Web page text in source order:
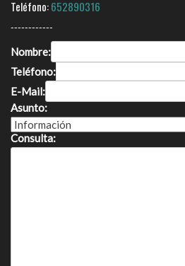
Teléfono:652890316
------------
Nombre:
Teléfono:
E-Mail:
Asunto:
Consulta: